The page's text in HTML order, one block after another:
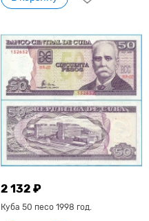
2 132 ₽
Куба 50 песо 1998 год.